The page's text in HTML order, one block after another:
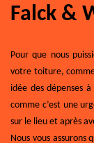
Falck &
Pour que nous
votre toiture,
idée des dépenses
comme c’est une
sur le lieu et après
Nous vous assurons